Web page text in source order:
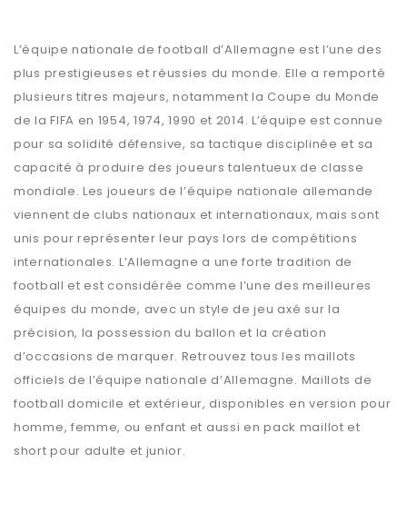
L’équipe nationale de football d’Allemagne est l’une des
plus prestigieuses et réussies du monde. Elle a remporté
plusieurs titres majeurs, notamment la Coupe du Monde
de la FIFA en 1954, 1974, 1990 et 2014. L’équipe est connue
pour sa solidité défensive, sa tactique disciplinée et sa
capacité à produire des joueurs talentueux de classe
mondiale. Les joueurs de l’équipe nationale allemande
viennent de clubs nationaux et internationaux, mais sont
unis pour représenter leur pays lors de compétitions
internationales. L’Allemagne a une forte tradition de
football et est considérée comme l’une des meilleures
équipes du monde, avec un style de jeu axé sur la
précision, la possession du ballon et la création
d’occasions de marquer. Retrouvez tous les maillots
officiels de l’équipe nationale d’Allemagne. Maillots de
football domicile et extérieur, disponibles en version pour
homme, femme, ou enfant et aussi en pack maillot et
short pour adulte et junior.